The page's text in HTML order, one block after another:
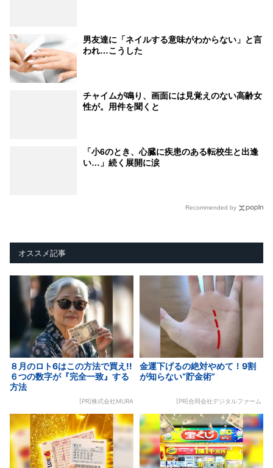
男友達に「ネイルする意味がわからない」と言
われ…こうした
チャイムが鳴り、画面には見覚えのない高齢女
性が。用件を聞くと
「小6のとき、心臓に疾患のある転校生と出逢
い…」続く展開に涙
Recommended by
オススメ記事
８月のロト6はこの方法で買え!!
６つの数字が『完全一致』する
方法
[PR]株式会社MURA
金運下げるの絶対やめて！9割
が知らない“貯金術”
[PR]合同会社デジタルファーム